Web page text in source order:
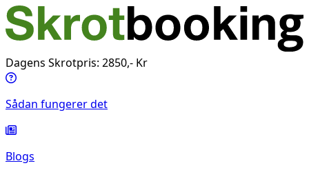
Dagens Skrotpris: 2850,- Kr
Sådan fungerer det
Blogs